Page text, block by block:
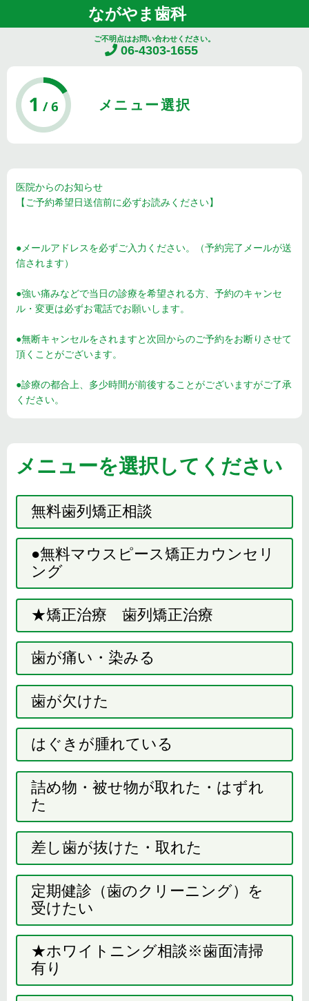
ながやま歯科
ご不明点はお問い合わせください。
06-4303-1655
医院からのお知らせ
【ご予約希望日送信前に必ずお読みください】
●メールアドレスを必ずご入力ください。（予約完了メールが送
信されます）
●強い痛みなどで当日の診療を希望される方、予約のキャンセ
ル・変更は必ずお電話でお願いします。
●無断キャンセルをされますと次回からのご予約をお断りさせて
頂くことがございます。
●診療の都合上、多少時間が前後することがございますがご了承
ください。
メニューを選択してください
無料歯列矯正相談
●無料マウスピース矯正カウンセリ
ング
★矯正治療 歯列矯正治療
歯が痛い・染みる
歯が欠けた
はぐきが腫れている
詰め物・被せ物が取れた・はずれ
た
差し歯が抜けた・取れた
定期健診（歯のクリーニング）を
受けたい
★ホワイトニング相談※歯面清掃
有り
メニュー選択